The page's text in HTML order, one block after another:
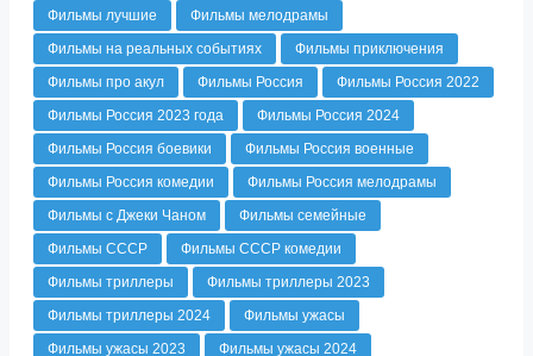
Фильмы лучшие
Фильмы мелодрамы
Фильмы на реальных событиях
Фильмы приключения
Фильмы про акул
Фильмы Россия
Фильмы Россия 2022
Фильмы Россия 2023 года
Фильмы Россия 2024
Фильмы Россия боевики
Фильмы Россия военные
Фильмы Россия комедии
Фильмы Россия мелодрамы
Фильмы с Джеки Чаном
Фильмы семейные
Фильмы СССР
Фильмы СССР комедии
Фильмы триллеры
Фильмы триллеры 2023
Фильмы триллеры 2024
Фильмы ужасы
Фильмы ужасы 2023
Фильмы ужасы 2024